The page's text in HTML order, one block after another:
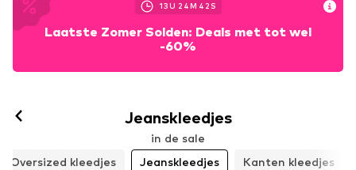
13U 24M 39 S
Laatste Zomer Solden: Deals met tot wel
-60%
Jeanskleedjes
in de sale
Oversized kleedjes
Jeanskleedjes Kanten kleedjes